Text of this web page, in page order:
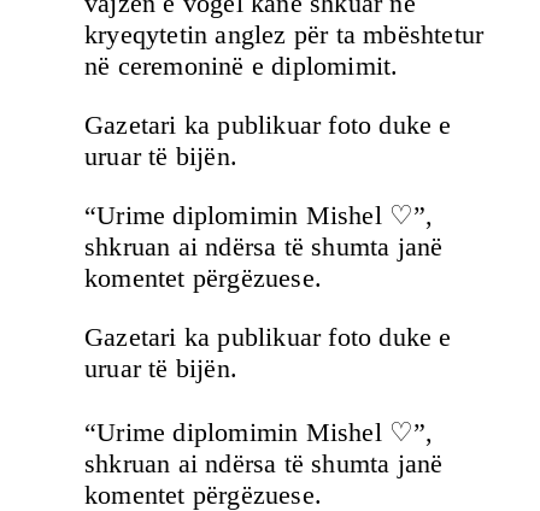
kryeqytetin anglez për ta mbështetur
në ceremoninë e diplomimit.
Gazetari ka publikuar foto duke e
uruar të bijën.
“Urime diplomimin Mishel ♡”,
shkruan ai ndërsa të shumta janë
komentet përgëzuese.
Gazetari ka publikuar foto duke e
uruar të bijën.
“Urime diplomimin Mishel ♡”,
shkruan ai ndërsa të shumta janë
komentet përgëzuese.